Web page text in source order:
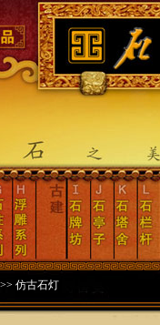
仿古石灯